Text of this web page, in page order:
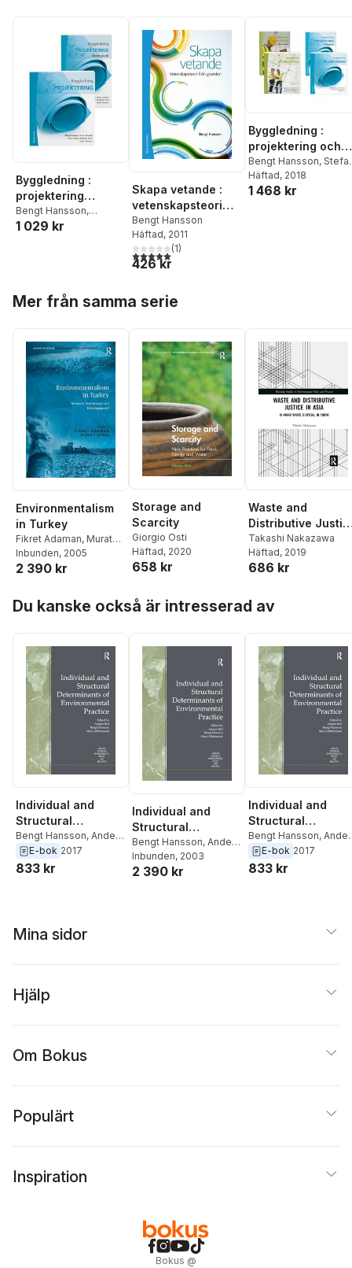
Byggledning :
projektering
(paket)
Bengt Hansson,
Radhlinah Aulin
1 029 kr
Skapa vetande :
vetenskapsteori
från grunden
Bengt Hansson
Häftad, 2011
5,0utav 5 stjärnor. Totalt antal röster:
(1)
426 kr
Byggledning :
projektering och
produktion med
övningar (paket)
Bengt Hansson,
Olander ,Anne Landin
Radhlinah Aulin
Häftad, 2018
1 468 kr
Mer från samma serie
Environmentalism
in Turkey
Fikret Adaman, Murat
Arsel
Inbunden, 2005
2 390 kr
Storage and
Scarcity
Giorgio Osti
Häftad, 2020
658 kr
Waste and
Distributive
in Asia
Takashi Nakazawa
Häftad, 2019
686 kr
Du kanske också är intresserad av
Individual and
Structural
Determinants of
Environmental
Practice
Bengt Hansson, Anders
BielE-bok 2017
833 kr
Individual and
Structural
Determinants of
Environmental
Practice
Bengt Hansson, Anders
Biel
Inbunden, 2003
2 390 kr
Individual and
Structural
Determinants of
Environmental
Practice
Bengt Hansson,
BielE-bok 2017
833 kr
Mina sidor
Hjälp
Om Bokus
Populärt
Inspiration
Bokus @